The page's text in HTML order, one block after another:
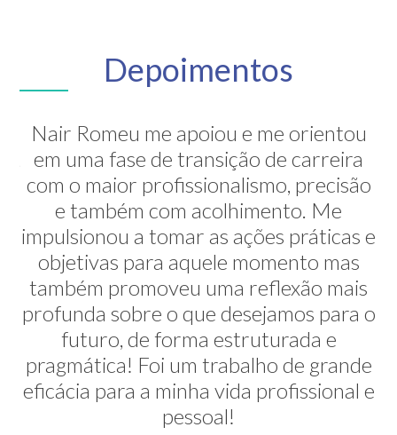
Depoimentos
Nair Romeu me apoiou e me orientou
em uma fase de transição de carreira
com o maior profissionalismo, precisão
e também com acolhimento. Me
impulsionou a tomar as ações práticas e
objetivas para aquele momento mas
também promoveu uma reflexão mais
profunda sobre o que desejamos para o
futuro, de forma estruturada e
pragmática! Foi um trabalho de grande
eficácia para a minha vida profissional e
pessoal!
A Nair é inesquecível! Através de sua
grande competência ela me mostrou
alternativas na minha transição de
carreira. E ela faz isso de uma maneira
muito sútil e elegante. Hoje exerço uma
profissão nunca pensada antes. Meus
agradecimentos!
Erica Rodrigues
Consultora em Qualidade, Meio Ambiente, Saúde e
Segurança do Trabalho